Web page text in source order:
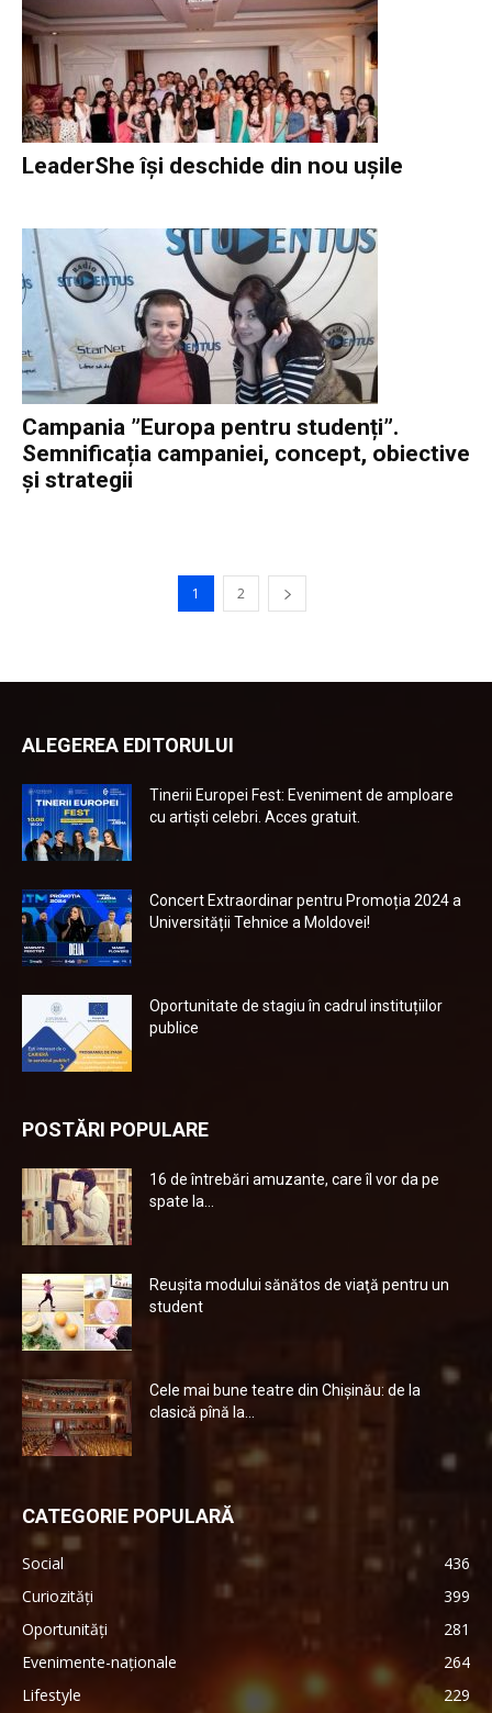
LeaderShe își deschide din nou ușile
Campania ”Europa pentru studenți”.
Semnificația campaniei, concept, obiective
și strategii
1 2
ALEGEREA EDITORULUI
Tinerii Europei Fest: Eveniment de amploare
cu artiști celebri. Acces gratuit.
Concert Extraordinar pentru Promoția 2024 a
Universității Tehnice a Moldovei!
Oportunitate de stagiu în cadrul instituțiilor
publice
POSTĂRI POPULARE
16 de întrebări amuzante, care îl vor da pe
spate la...
Reuşita modului sănătos de viaţă pentru un
student
Cele mai bune teatre din Chişinău: de la
clasică pînă la...
CATEGORIE POPULARĂ
Social
436
Curiozități
399
Oportunități
281
Evenimente-naționale
264
Lifestyle
229